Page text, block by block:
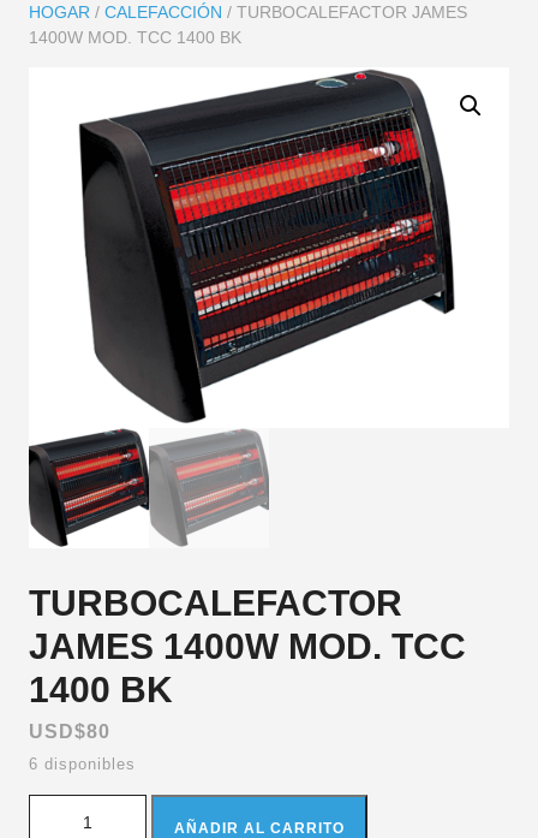
HOGAR / CALEFACCIÓN / TURBOCALEFACTOR JAMES
1400W MOD. TCC 1400 BK
TURBOCALEFACTOR
JAMES 1400W MOD. TCC
1400 BK
USD$80
6 disponibles
AÑADIR AL CARRITO